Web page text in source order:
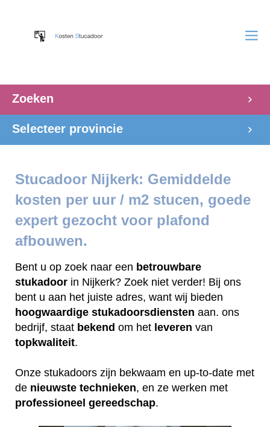
Zoeken
Selecteer provincie
Stucadoor Nijkerk: Gemiddelde
kosten per uur / m2 stucen, goede
expert gezocht voor plafond
afbouwen.
Bent u op zoek naar een betrouwbare
stukadoor in Nijkerk? Zoek niet verder! Bij ons
bent u aan het juiste adres, want wij bieden
hoogwaardige stukadoorsdiensten aan. ons
bedrijf, staat bekend om het leveren van
topkwaliteit.
Onze stukadoors zijn bekwaam en up-to-date met
de nieuwste technieken, en ze werken met
professioneel gereedschap.